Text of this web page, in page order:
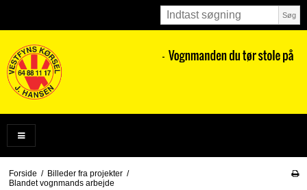
Søg
Forside / Billeder fra projekter /
Blandet vognmands arbejde